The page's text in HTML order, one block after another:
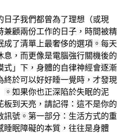
日子我們都曾為了理想（或現
兼顧兩份工作的日子，時間被精
了清單上最奢侈的選項。每天
息，而更像是電腦強行關機後的
式」下，身體的自律神經會逐漸
於可以好好睡一覺時，才發現
。如果你也正深陷於失眠的泥
到天亮，請記得：這不是你的
訊號。第一部分：生活方式的重
眠障礙的本質，往往是身體